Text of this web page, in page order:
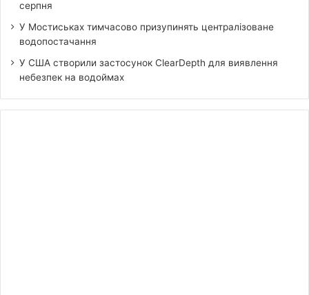
серпня
У Мостиськах тимчасово призупинять централізоване
водопостачання
У США створили застосунок ClearDepth для виявлення
небезпек на водоймах